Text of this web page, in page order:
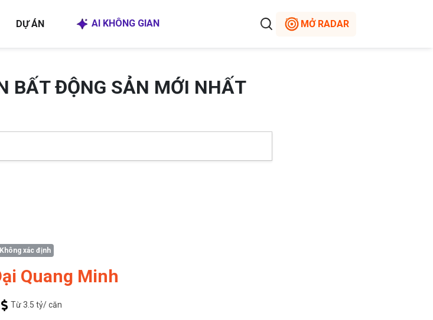
DỰ ÁN AI KHÔNG GIAN MỞ RADAR
BẤT ĐỘNG SẢN MỚI NHẤT
Không xác định
Quang Minh
Từ 3.5 tỷ/ căn